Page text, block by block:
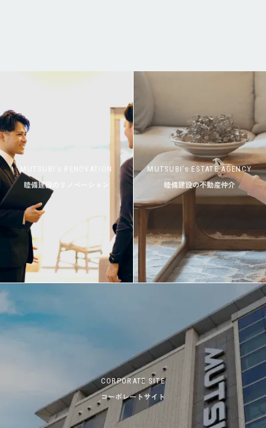
MUTSUBI’s RENOVATION
睦備建設のリノベーション
MUTSUBI’s ESTATE AGENCY
睦備建設の不動産仲介
CORPORATE SITE
コーポレートサイト